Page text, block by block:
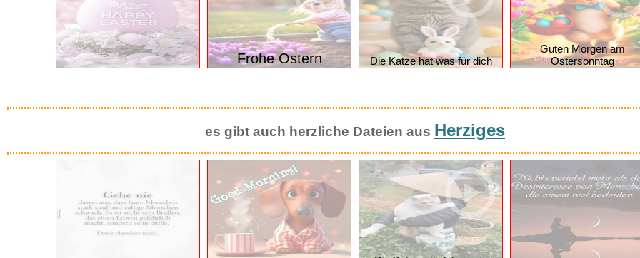
Frohe Ostern Die Katze hat was für dich
Guten Morgen am
Ostersonntag
es gibt auch herzliche Dateien aus Herziges